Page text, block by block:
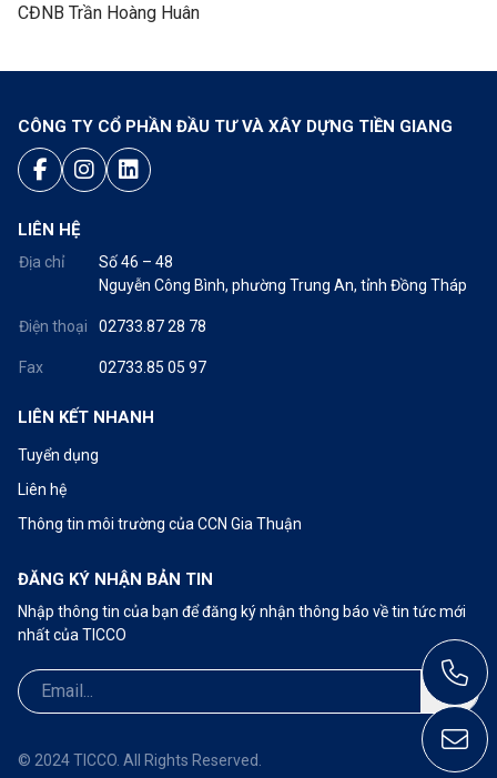
CĐNB Trần Hoàng Huân
CÔNG TY CỔ PHẦN ĐẦU TƯ VÀ XÂY DỰNG TIỀN GIANG
LIÊN HỆ
Địa chỉ
Số 46 – 48
Nguyễn Công Bình, phường Trung An, tỉnh Đồng Tháp
Điện thoại 02733.87 28 78
Fax 02733.85 05 97
LIÊN KẾT NHANH
Tuyển dụng
Liên hệ
Thông tin môi trường của CCN Gia Thuận
ĐĂNG KÝ NHẬN BẢN TIN
Nhập thông tin của bạn để đăng ký nhận thông báo về tin tức mới
nhất của TICCO
© 2024 TICCO. All Rights Reserved.
Call: 02733.87 28 78